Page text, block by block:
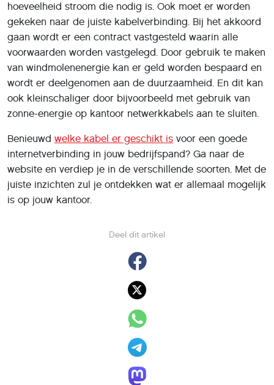
Deel dit artikel
hoeveelheid stroom die nodig is. Ook moet er worden
gekeken naar de juiste kabelverbinding. Bij het akkoord
gaan wordt er een contract vastgesteld waarin alle
voorwaarden worden vastgelegd. Door gebruik te maken
van windmolenenergie kan er geld worden bespaard en
wordt er deelgenomen aan de duurzaamheid. En dit kan
ook kleinschaliger door bijvoorbeeld met gebruik van
zonne-energie op kantoor netwerkkabels aan te sluiten.
Benieuwd welke kabel er geschikt is voor een goede
internetverbinding in jouw bedrijfspand? Ga naar de
website en verdiep je in de verschillende soorten. Met de
juiste inzichten zul je ontdekken wat er allemaal mogelijk
is op jouw kantoor.